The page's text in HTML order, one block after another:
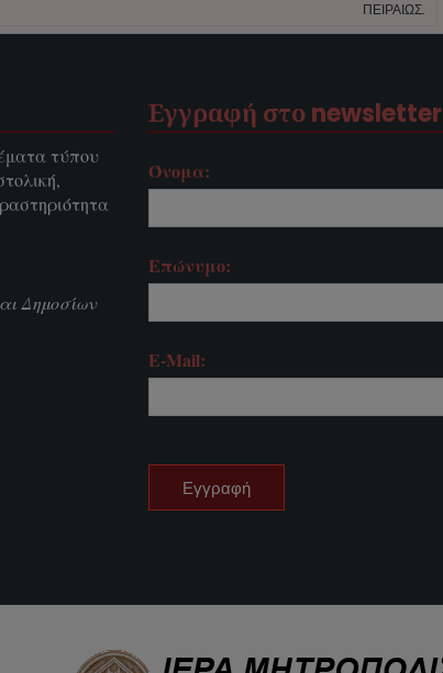
ΠΕΙΡΑΙΏΣ.
τύπου
Δημοσίων
Εγγραφή στο newsletter
Όνομα:
Επώνυμο:
E-Mail: